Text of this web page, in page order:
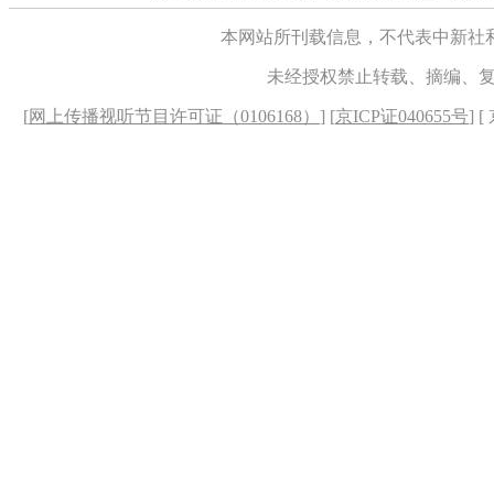
本网站所刊载信息，不代表中新
未经授权禁止转载、摘编、
[网上传播视听节目许可证（0106168） ] [京ICP证040655号] [